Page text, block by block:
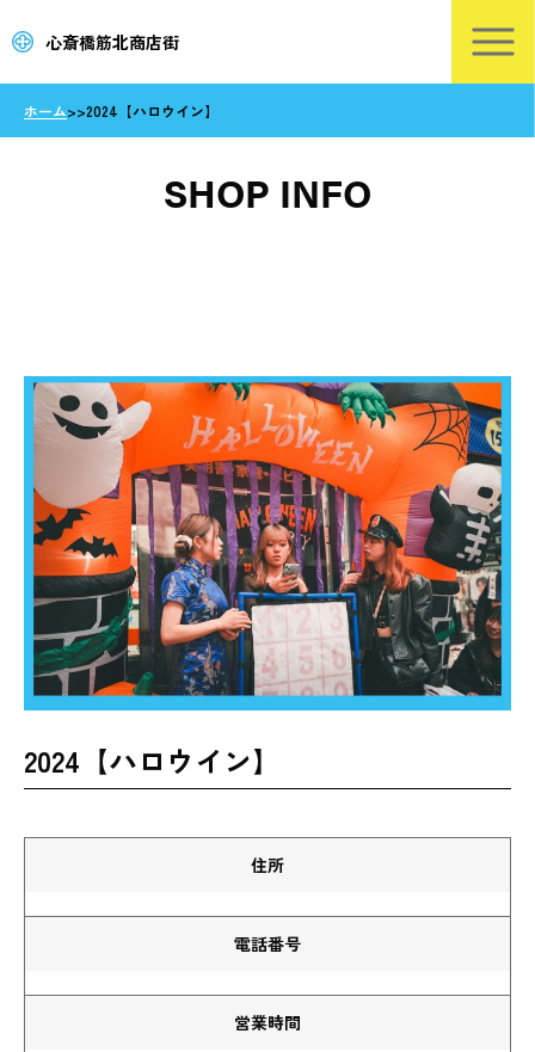
心斎橋筋北商店街
ホーム>>2024【ハロウイン】
SHOP INFO
2024【ハロウイン】
住所
電話番号
営業時間